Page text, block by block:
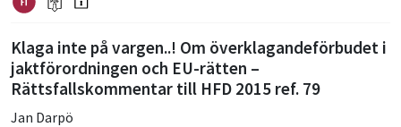
Klaga inte på vargen..! Om överklagandeförbudet i
jaktförordningen och EU-rätten –
Rättsfallskommentar till HFD 2015 ref. 79
Jan Darpö